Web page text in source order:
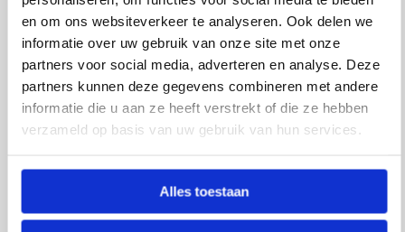
en om ons websiteverkeer te analyseren. Ook delen we
informatie over uw gebruik van onze site met onze
partners voor social media, adverteren en analyse. Deze
partners kunnen deze gegevens combineren met andere
informatie die u aan ze heeft verstrekt of die ze hebben
verzameld op basis van uw gebruik van hun services.
Alles toestaan
Aan de onderzijde bevindt zich een afschroefbare
beker met een inhoud van 300 ml, gemaakt van
duurzaam PP-materiaal in een bijpassende kleur. De
thermosfles is verkrijgbaar in verschillende matte
kleuren en wordt geleverd in een individuele kraft-
Een unieke en veelzijdige drinkfles die stijl en
duurzaamheid moeiteloos combineert.